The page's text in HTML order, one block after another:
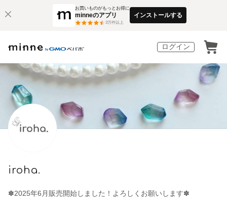
お買いものがもっとお得に
minneのアプリ
3万件以上
インストールする
ログイン
iroha.
✽2025年6月販売開始しました！よろしくお願いします✽